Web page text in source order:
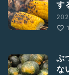
す
ぶ
な